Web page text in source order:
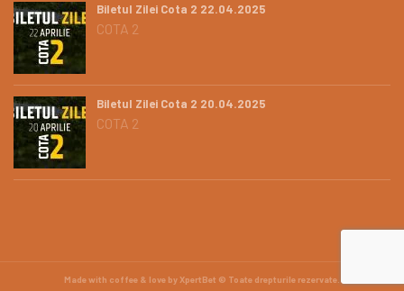
Biletul Zilei Cota 2 22.04.2025
COTA 2
Biletul Zilei Cota 2 20.04.2025
COTA 2
Made with coffee & love by XpertBet © Toate drepturile rezervate.